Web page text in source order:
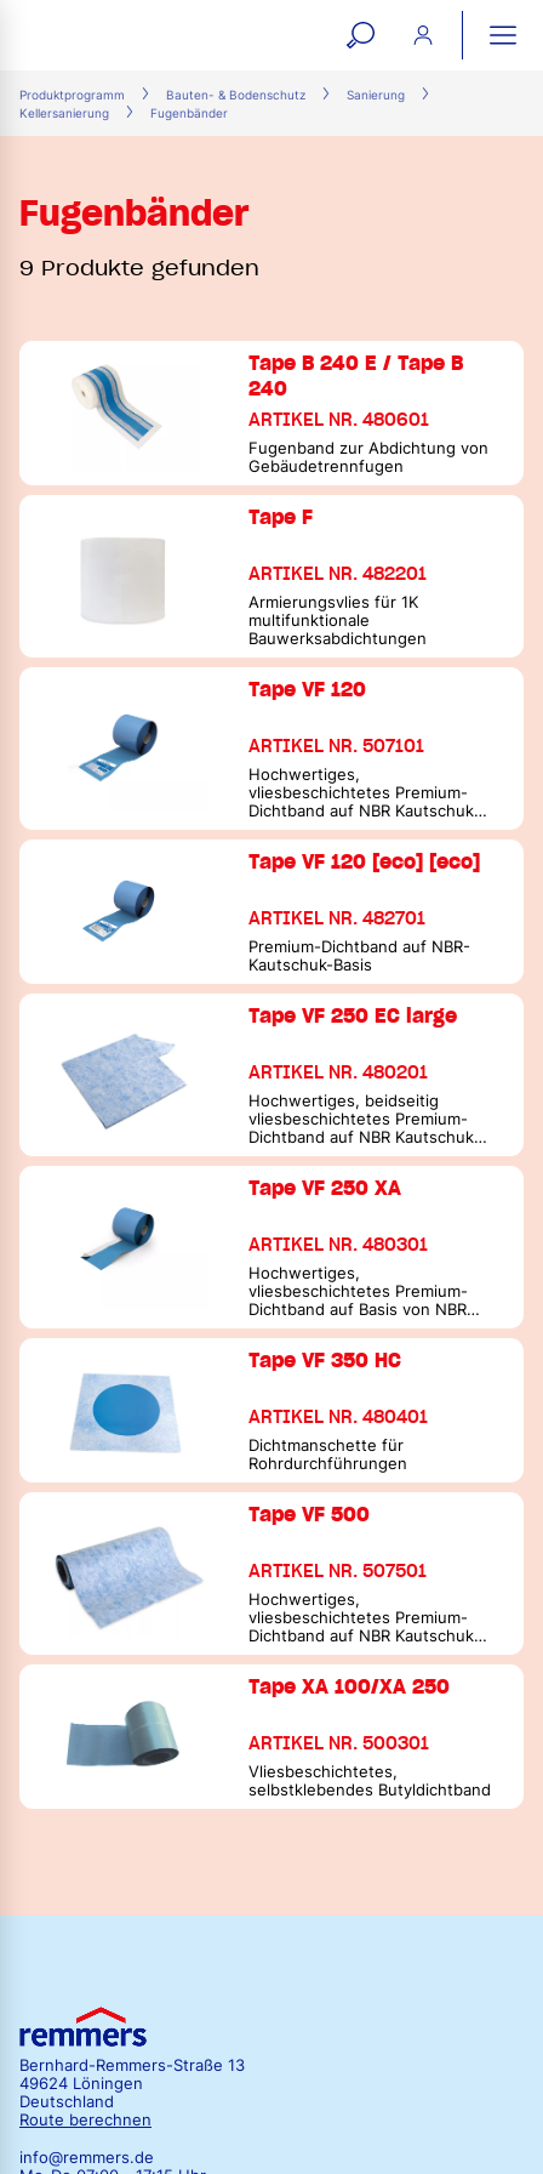
open
search
form
Produktprogramm Bauten- & Bodenschutz
Sanierung
Kellersanierung
Fugenbänder
Fugenbänder
9 Produkte gefunden
Tape B 240 E / Tape B
240
ARTIKEL NR. 480601
Fugenband zur Abdichtung von
Gebäudetrennfugen
Tape F
ARTIKEL NR. 482201
Armierungsvlies für 1K
multifunktionale
Bauwerksabdichtungen
Tape VF 120
ARTIKEL NR. 507101
Hochwertiges,
vliesbeschichtetes Premium-
Dichtband auf NBR Kautschuk
Basis
Tape VF 120 [eco] [eco]
ARTIKEL NR. 482701
Premium-Dichtband auf NBR-
Kautschuk-Basis
Tape VF 250 EC large
ARTIKEL NR. 480201
Hochwertiges, beidseitig
vliesbeschichtetes Premium-
Dichtband auf NBR Kautschuk
Basis
Tape VF 250 XA
ARTIKEL NR. 480301
Hochwertiges,
vliesbeschichtetes Premium-
Dichtband auf Basis von NBR
Kautschuk mit 30 mm
Tape VF 350 HC
ARTIKEL NR. 480401
Dichtmanschette für
Rohrdurchführungen
Tape VF 500
ARTIKEL NR. 507501
Hochwertiges,
vliesbeschichtetes Premium-
Dichtband auf NBR Kautschuk
Basis
Tape XA 100/XA 250
ARTIKEL NR. 500301
Vliesbeschichtetes,
selbstklebendes Butyldichtband
Bernhard-Remmers-Straße 13
49624 Löningen
Deutschland
Route berechnen
info@remmers.de